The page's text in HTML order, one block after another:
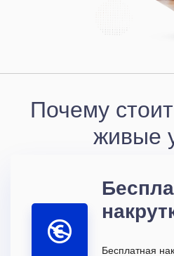
Почему
живые
Бесплатная